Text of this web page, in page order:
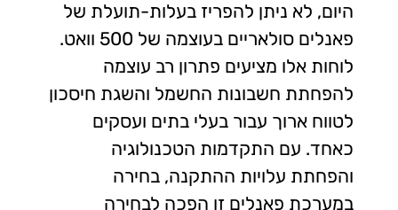
היום, לא ניתן להפריז בעלות-תועלת של
פאנלים סולאריים בעוצמה של 500 וואט.
לוחות אלו מציעים פתרון רב עוצמה
להפחתת חשבונות החשמל והשגת חיסכון
לטווח ארוך עבור בעלי בתים ועסקים
כאחד. עם התקדמות הטכנולוגיה
והפחתת עלויות ההתקנה, בחירה
במערכת פאנלים זו הפכה לבחירה